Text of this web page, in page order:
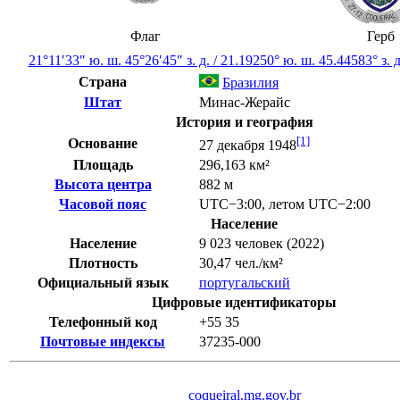
Флаг
Герб
21°11′33″ ю. ш. 45°26′45″ з. д. / 21.19250° ю. ш. 45.44583° з.
Страна
Бразилия
Штат
Минас-Жерайс
История и география
Основание
27 декабря 1948[1]
Площадь
296,163 км²
Высота центра
882 м
Часовой пояс
UTC−3:00, летом UTC−2:00
Население
Население
9 023 человек (2022)
Плотность
30,47 чел./км²
Официальный язык
португальский
Цифровые идентификаторы
Телефонный код
+55 35
Почтовые индексы
37235-000
coqueiral.mg.gov.br